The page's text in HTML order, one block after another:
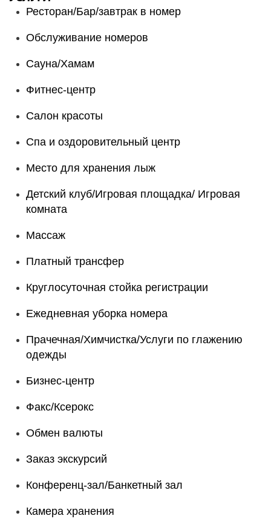
Ресторан/Бар/завтрак в номер
Обслуживание номеров
Сауна/Хамам
Фитнес-центр
Салон красоты
Спа и оздоровительный центр
Место для хранения лыж
Детский клуб/Игровая площадка/ Игровая
комната
Массаж
Платный трансфер
Круглосуточная стойка регистрации
Ежедневная уборка номера
Прачечная/Химчистка/Услуги по глажению
одежды
Бизнес-центр
Факс/Ксерокс
Обмен валюты
Заказ экскурсий
Конференц-зал/Банкетный зал
Камера хранения